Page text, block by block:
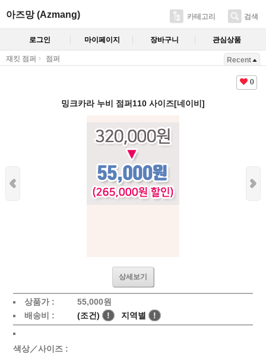
아즈망 (Azmang) 카테고리 검색
로그인 마이페이지 장바구니 관심상품
재킷 점퍼 점퍼 Recent
0
밍크카라 누비 점퍼110 사이즈[네이비]
상세보기
상품가 : 55,000원
배송비 :
(조건) ! 지역별 !
색상／사이즈 :